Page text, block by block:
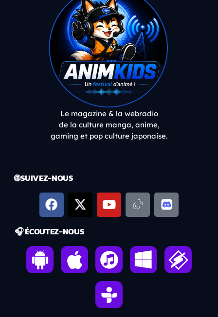
Le magazine & la webradio
de la culture manga, anime,
gaming et pop culture japonaise.
🌐 SUIVEZ-NOUS
🎧 ÉCOUTEZ-NOUS